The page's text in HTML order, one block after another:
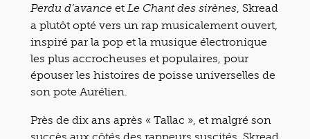
Perdu d’avance et Le Chant des sirènes , Skread
a plutôt opté vers un rap musicalement ouvert,
inspiré par la pop et la musique électronique
les plus accrocheuses et populaires, pour
épouser les histoires de poisse universelles de
son pote Aurélien.
Près de dix ans après « Tallac », et malgré son
succès aux côtés des rappeurs suscités, Skread